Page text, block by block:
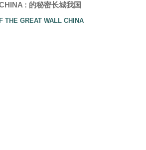
: 的秘密长城我国
THE GREAT WALL CHINA